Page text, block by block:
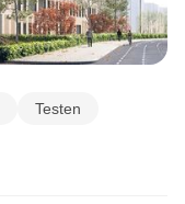
Testen